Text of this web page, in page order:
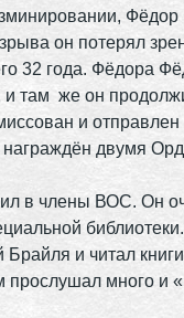
он потерял
32 года. Фёдора
и там же он
и отправлен
награждён двумя
в члены ВОС. Он
и читал
прослушал много и